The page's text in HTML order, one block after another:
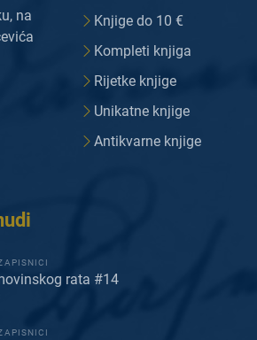
na
Knjige do 10 €
Kompleti knjiga
Rijetke knjige
Unikatne knjige
Antikvarne knjige
rata #14